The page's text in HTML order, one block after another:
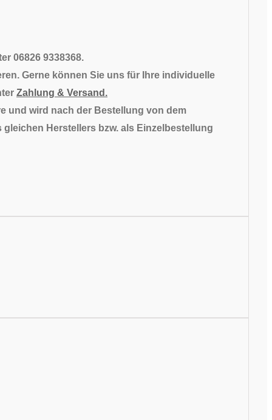
06826 9338368.
Gerne können Sie uns für Ihre individuelle
Zahlung & Versand.
und wird nach der Bestellung von dem
Herstellers bzw. als Einzelbestellung